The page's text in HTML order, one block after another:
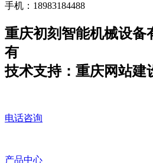
手机：18983184488
重庆初刻智能机械设备
有
技术支持：重庆网站建
电话咨询
产品中心